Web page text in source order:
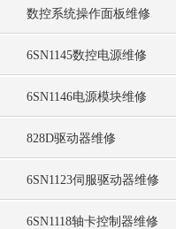
数控系统操作面板维修
6SN1145数控电源维修
6SN1146电源模块维修
828D驱动器维修
6SN1123伺服驱动器维修
6SN1118轴卡控制器维修